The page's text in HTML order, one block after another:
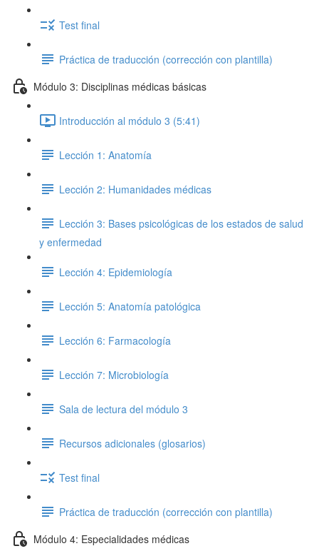
Test final
Práctica de traducción (corrección con plantilla)
Módulo 3: Disciplinas médicas básicas
Introducción al módulo 3 (5:41)
Lección 1: Anatomía
Lección 2: Humanidades médicas
Lección 3: Bases psicológicas de los estados de salud
y enfermedad
Lección 4: Epidemiología
Lección 5: Anatomía patológica
Lección 6: Farmacología
Lección 7: Microbiología
Sala de lectura del módulo 3
Recursos adicionales (glosarios)
Test final
Práctica de traducción (corrección con plantilla)
Módulo 4: Especialidades médicas